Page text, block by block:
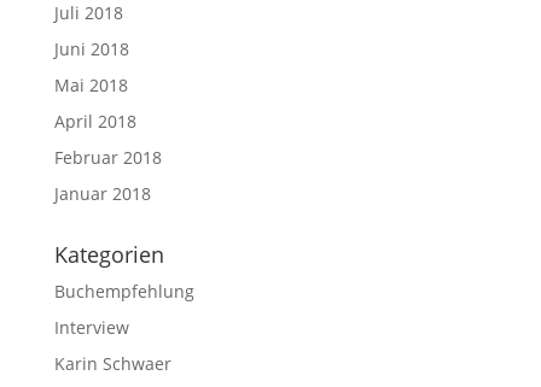
Juli 2018
Juni 2018
Mai 2018
April 2018
Februar 2018
Januar 2018
Kategorien
Buchempfehlung
Interview
Karin Schwaer